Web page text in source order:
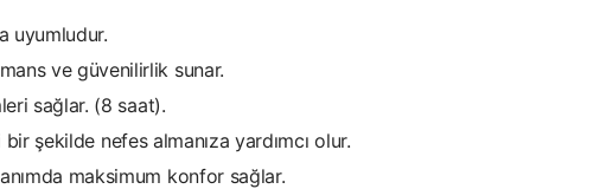
uyumludur.
ve güvenilirlik sunar.
sağlar. (8 saat).
şekilde nefes almanıza yardımcı olur.
maksimum konfor sağlar.